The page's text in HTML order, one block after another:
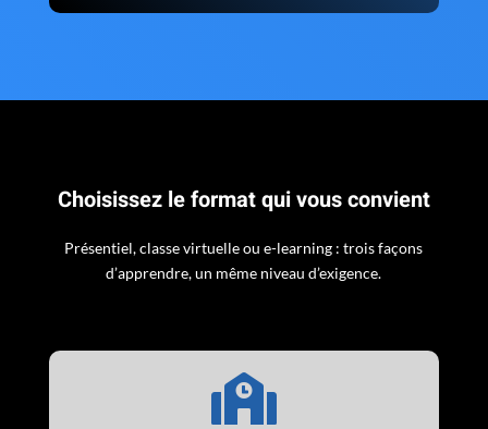
Choisissez le format qui vous convient
Présentiel, classe virtuelle ou e-learning : trois façons
d’apprendre, un même niveau d’exigence.
